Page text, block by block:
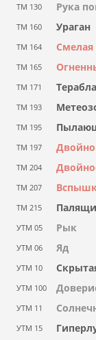
ТМ 130 Рука
ТМ 160 Ураган
ТМ 164
ТМ 165
ТМ 171
ТМ 193
ТМ 195
ТМ 197
ТМ 204
ТМ 207
ТМ 215
УТМ 05 Рык
УТМ 06 Яд
УТМ 10
УТМ 100
УТМ 11
УТМ 15